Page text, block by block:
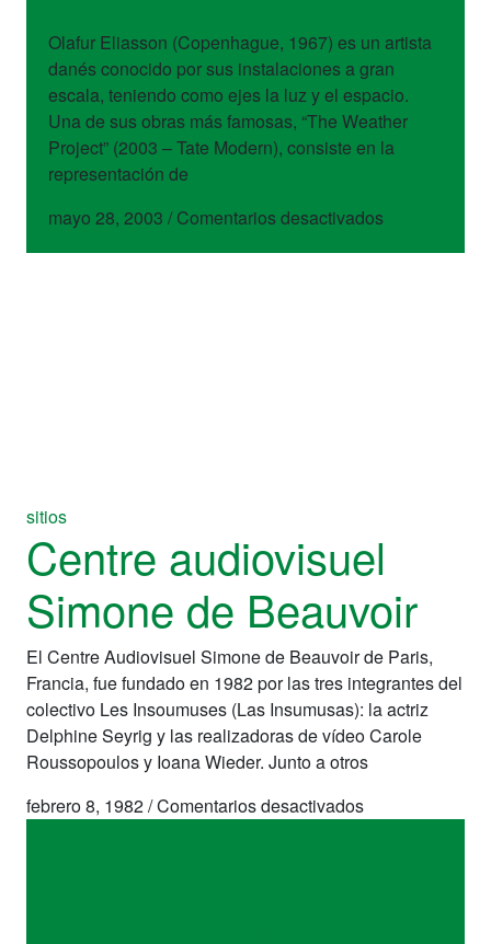
Olafur Eliasson (Copenhague, 1967) es un artista
danés conocido por sus instalaciones a gran
escala, teniendo como ejes la luz y el espacio.
Una de sus obras más famosas, “The Weather
Project” (2003 – Tate Modern), consiste en la
representación de
mayo 28, 2003 / Comentarios desactivadosen
sitios
Centre audiovisuel
Simone de Beauvoir
El Centre Audiovisuel Simone de Beauvoir de Paris,
Francia, fue fundado en 1982 por las tres integrantes del
colectivo Les Insoumuses (Las Insumusas): la actriz
Delphine Seyrig y las realizadoras de vídeo Carole
Roussopoulos y Ioana Wieder. Junto a otros
febrero 8, 1982/Comentarios desactivadosen